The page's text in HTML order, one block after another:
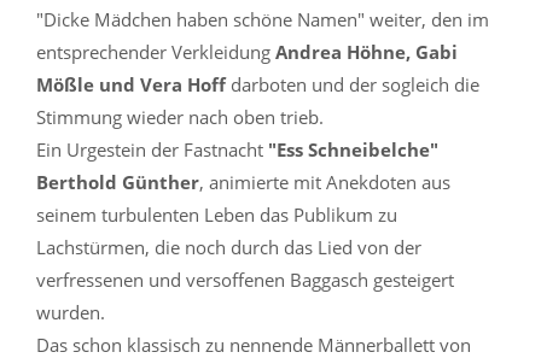
"Dicke Mädchen haben schöne Namen" weiter, den im
entsprechender Verkleidung Andrea Höhne, Gabi
Mößle und Vera Hoffdarboten und der sogleich die
Stimmung wieder nach oben trieb.
Ein Urgestein der Fastnacht "Ess Schneibelche"
Berthold Günther, animierte mit Anekdoten aus
seinem turbulenten Leben das Publikum zu
Lachstürmen, die noch durch das Lied von der
verfressenen und versoffenen Baggasch gesteigert
wurden.
Das schon klassisch zu nennende Männerballett von